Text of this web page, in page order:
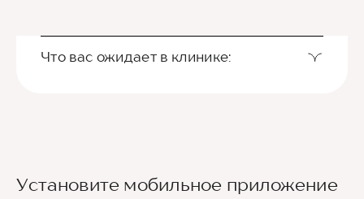
Что вас ожидает в клинике:
Установите мобильное приложение